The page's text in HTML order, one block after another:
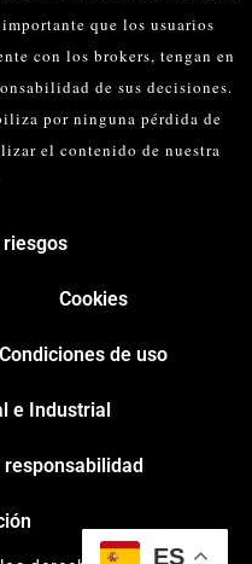
que los usuarios
con los brokers, tengan en
de sus decisiones.
por ninguna pérdida de
el contenido de nuestra
Cookies
Condiciones de uso
e Industrial
ES